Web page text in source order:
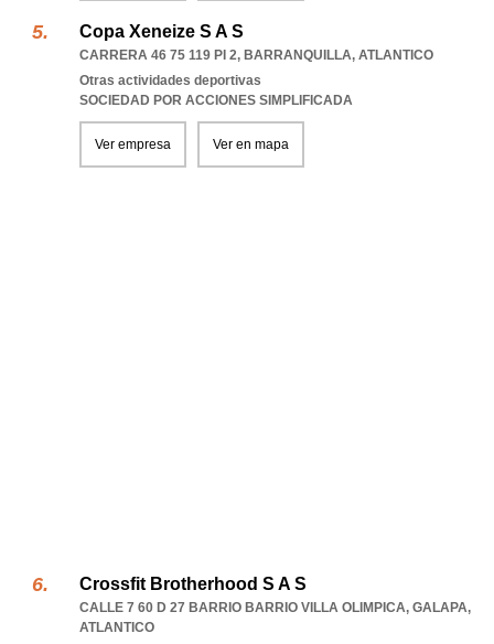
Copa Xeneize S A S
CARRERA 46 75 119 PI 2, BARRANQUILLA, ATLANTICO
Otras actividades deportivas
SOCIEDAD POR ACCIONES SIMPLIFICADA
Ver empresa Ver en mapa
Crossfit Brotherhood S A S
CALLE 7 60 D 27 BARRIO BARRIO VILLA OLIMPICA, GALAPA,
ATLANTICO